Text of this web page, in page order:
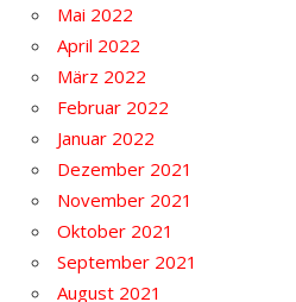
Mai 2022
April 2022
März 2022
Februar 2022
Januar 2022
Dezember 2021
November 2021
Oktober 2021
September 2021
August 2021